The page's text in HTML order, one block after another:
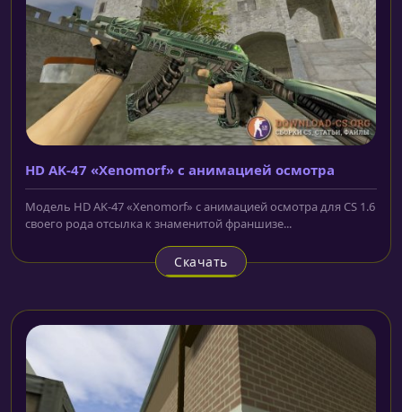
HD AK-47 «Xenomorf» с анимацией осмотра
Модель HD AK-47 «Xenomorf» с анимацией осмотра для CS 1.6
своего рода отсылка к знаменитой франшизе...
Скачать